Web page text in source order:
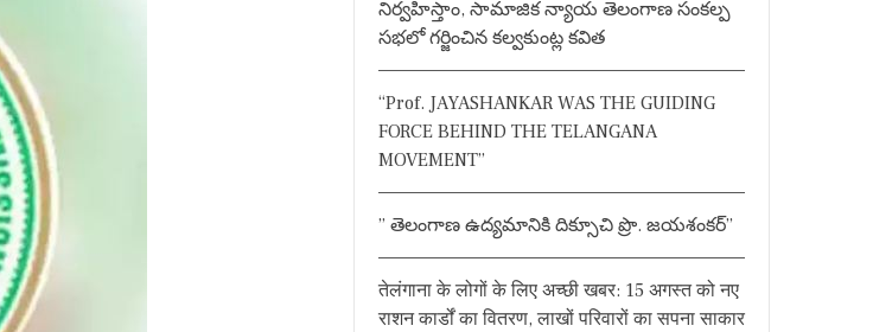
నిర్వహిస్తాం, సామాజిక న్యాయ తెలంగాణ సంకల్ప
సభలో గర్జించిన కల్వకుంట్ల కవిత
“Prof. JAYASHANKAR WAS THE GUIDING
FORCE BEHIND THE TELANGANA
MOVEMENT”
” తెలంగాణ ఉద్యమానికి దిక్సూచి ప్రొ. జయశంకర్”
तेलंगाना के लोगों के लिए अच्छी खबर: 15 अगस्त को नए
राशन कार्डों का वितरण, लाखों परिवारों का सपना साकार